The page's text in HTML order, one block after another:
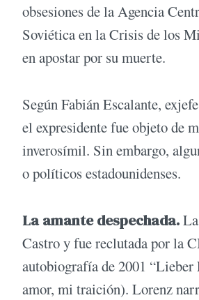
obsesiones de la Agencia
Soviética en la Crisis de los
en apostar por su muerte.
Según Fabián Escalante,
el expresidente fue objeto de
inverosímil. Sin embargo,
o políticos estadounidenses.
La amante despechada.
Castro y fue reclutada por la
autobiografía de 2001
amor, mi traición). Lorenz